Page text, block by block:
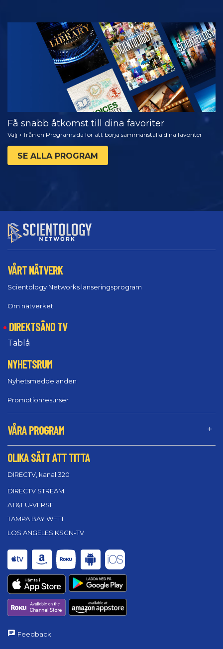
TITTA
UTFORSKA
SERIEN
Få snabb åtkomst till dina favoriter
Välj + från en Programsida för att börja sammanställa dina favoriter
SE ALLA PROGRAM
VÅRT NÄTVERK
Scientology Networks lanseringsprogram
Om nätverket
DIREKTSÄND TV
Tablå
NYHETSRUM
Nyhetsmeddelanden
Promotionresurser
VÅRA PROGRAM
OLIKA SÄTT ATT TITTA
DIRECTV, kanal 320
DIRECTV STREAM
AT&T U-VERSE
TAMPA BAY WFTT
LOS ANGELES KSCN-TV
Feedback